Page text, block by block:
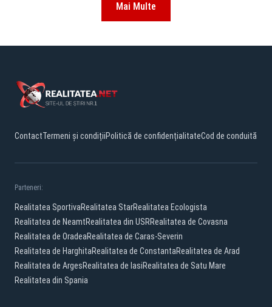
Mai Multe
ContactTermeni și condițiiPolitică de confidențialitateCod de conduită
Parteneri:
Realitatea SportivaRealitatea StarRealitatea Ecologista
Realitatea de NeamtRealitatea din USRRealitatea de Covasna
Realitatea de OradeaRealitatea de Caras-Severin
Realitatea de HarghitaRealitatea de ConstantaRealitatea de Arad
Realitatea de ArgesRealitatea de IasiRealitatea de Satu Mare
Realitatea din Spania